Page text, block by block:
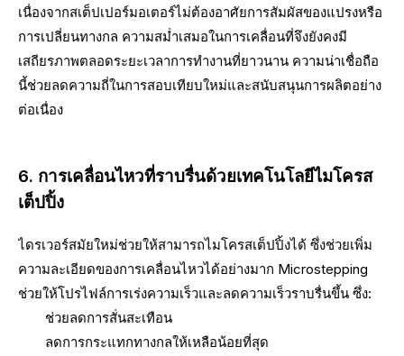
เนื่องจากสเต็ปเปอร์มอเตอร์ไม่ต้องอาศัยการสัมผัสของแปรงหรือ
การเปลี่ยนทางกล ความสม่ำเสมอในการเคลื่อนที่จึงยังคงมี
เสถียรภาพตลอดระยะเวลาการทำงานที่ยาวนาน ความน่าเชื่อถือ
นี้ช่วยลดความถี่ในการสอบเทียบใหม่และสนับสนุนการผลิตอย่าง
ต่อเนื่อง
6. การเคลื่อนไหวที่ราบรื่นด้วยเทคโนโลยีไมโครส
เต็ปปิ้ง
ไดรเวอร์สมัยใหม่ช่วยให้สามารถไมโครสเต็ปปิ้งได้ ซึ่งช่วยเพิ่ม
ความละเอียดของการเคลื่อนไหวได้อย่างมาก Microstepping
ช่วยให้โปรไฟล์การเร่งความเร็วและลดความเร็วราบรื่นขึ้น ซึ่ง:
ช่วยลดการสั่นสะเทือน
ลดการกระแทกทางกลให้เหลือน้อยที่สุด